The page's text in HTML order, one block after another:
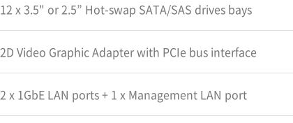
12 x 3.5" or 2.5” Hot-swap SATA/SAS drives bays
2D Video Graphic Adapter with PCIe bus interface
2 x 1GbE LAN ports + 1 x Management LAN port